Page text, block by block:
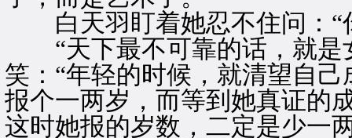
白天羽盯着她忍不住问：“
“天下最不可靠的话，就是
笑：“年轻的时候，就清望自
报个一两岁，而等到她真证的
这时她报的岁数，二定是少一